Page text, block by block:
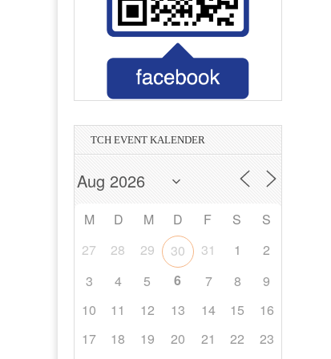
Printmedia Mannheim
Tanz- und Nachtclub in Heidelberg
Management
Magnetschalungstechnologie
in Hockenheim
Wasser - Strom - Erdgas - Umwelt
in Hockenheim
TCH EVENT KALENDER
M D M D F S
S
27
28 29 30 31 1
2
3
4 5 6 7 8
9
10
11 12 13 14 15
16
17
18 19 20 21 22
23